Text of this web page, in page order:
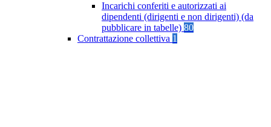
Incarichi conferiti e autorizzati ai
dipendenti (dirigenti e non dirigenti) (da
pubblicare in tabelle) 80
Contrattazione collettiva 1